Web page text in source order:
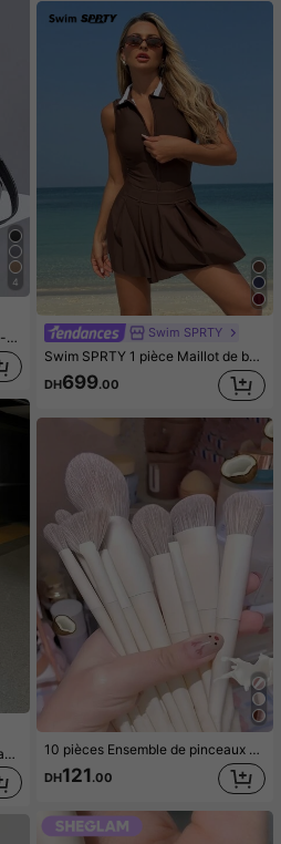
4
Ensemble de sac à main et porte-cartes de couleur unie pour femmes 2 pièces/set, matériau PU avec design de pendentif nœud, convient pour le quotidien décontracté, les courses, les déplacements professionnels, la combinaison de sac à dos scolaire, léger, pour les employés de bureau, les étudiants universitaires, le bureau
Muchica Jupe à taille élastique avec volants et imprimé floral, décontractée et idéale pour les vacances
Swim SPRTY
Swim SPRTY 1 pièce Maillot de bain une pièce pour femme avec col blocs de couleurs et ourlet froncé, pour les vacances d'été à la plage
DH699.00
10 pièces Ensemble de pinceaux de maquillage, kit complet d'outils de maquillage, facile à appliquer le maquillage, comprend pinceau pour fond de teint, pinceau pour blush, pinceau pour ombre à paupières, pinceau pour sourcils, pinceau pour contour, pinceau pour lèvres, pinceau pour nez, pinceau pour ombre à paupières, outil de maquillage facial idéal. L'ensemble comprend des pinceaux de maquillage, un ensemble d'outils de maquillage, un kit complet d'outils de maquillage, un ensemble de pinceaux de maquillage, un kit complet d'outils de maquillage, un ensemble de pinceaux de maquillage, un coffret cadeau de maquillage.
DH121 .00